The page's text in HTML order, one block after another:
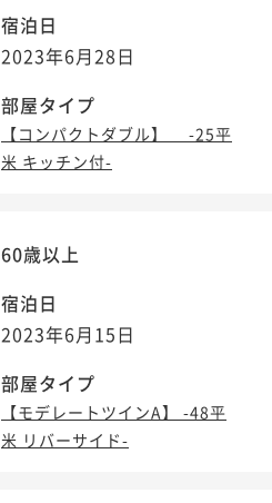
宿泊日
2023年6月28日
部屋タイプ
【コンパクトダブル】 -25平
米 キッチン付-
60歳以上
宿泊日
2023年6月15日
部屋タイプ
【モデレートツインA】 -48平
米 リバーサイド-